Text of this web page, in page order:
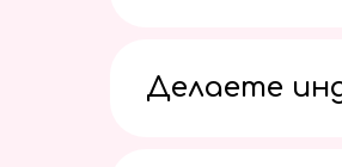
Делаете